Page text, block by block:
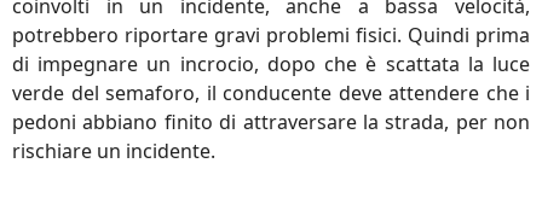
coinvolti in un incidente, anche a bassa velocità,
potrebbero riportare gravi problemi fisici. Quindi prima
di impegnare un incrocio, dopo che è scattata la luce
verde del semaforo, il conducente deve attendere che i
pedoni abbiano finito di attraversare la strada, per non
rischiare un incidente.